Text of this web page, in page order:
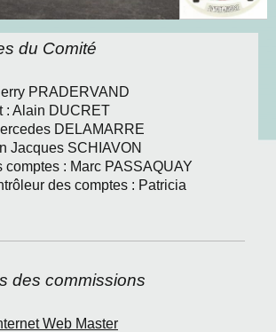
du Comité
PRADERVAND
: Alain DUCRET
DELAMARRE
Jacques SCHIAVON
comptes : Marc PASSAQUAY
des comptes : Patricia
des commissions
Web Master